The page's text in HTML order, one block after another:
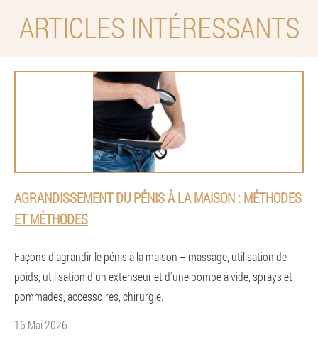
ARTICLES INTÉRESSANTS
AGRANDISSEMENT DU PÉNIS À LA MAISON : MÉTHODES
ET MÉTHODES
Façons d'agrandir le pénis à la maison – massage, utilisation de
poids, utilisation d'un extenseur et d'une pompe à vide, sprays et
pommades, accessoires, chirurgie.
16 Mai 2026